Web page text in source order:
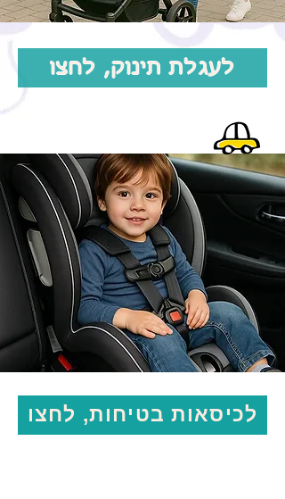
לעגלת תינוק, לחצו
לכיסאות בטיחות, לחצו